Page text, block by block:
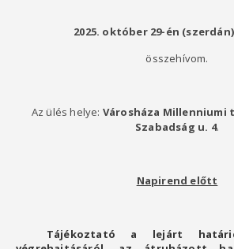
2025. október 29-én
összehívom.
Az ülés helye: Városháza Millenniumi
Szabadság u. 4.
Napirend előtt
Tájékoztató a lejárt